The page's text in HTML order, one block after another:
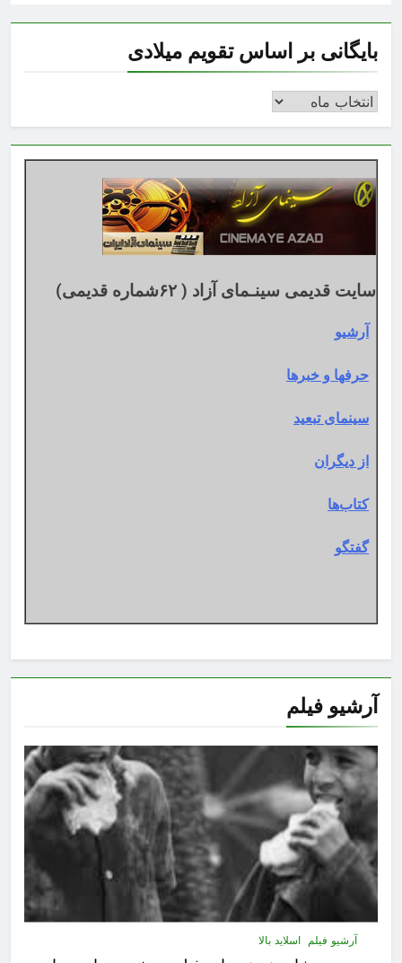
بایگانی بر اساس تقویم میلادی
بایگانی
اساس
تقویم
میلادی
سایت قدیمی سینـمای آزاد ( ۶۲شماره قدیمی)
آرشیو
حرفها و خبرها
سینمای تبعید
از دیگران
کتاب‌ها
گفتگو
آرشیو فیلم
آرشیو فیلم اسلاید بالا